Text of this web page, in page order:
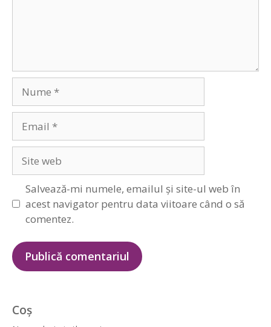
web
Salvează-mi numele, emailul și site-ul web în
acest navigator pentru data viitoare când o să
comentez.
Coș